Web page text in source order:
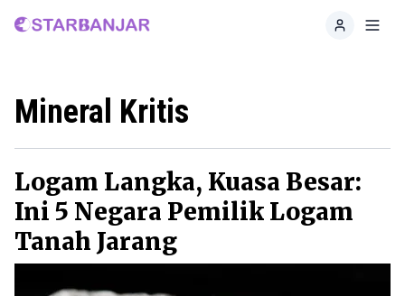
Home
Mineral Kritis
Logam Langka, Kuasa Besar:
Ini 5 Negara Pemilik Logam
Tanah Jarang